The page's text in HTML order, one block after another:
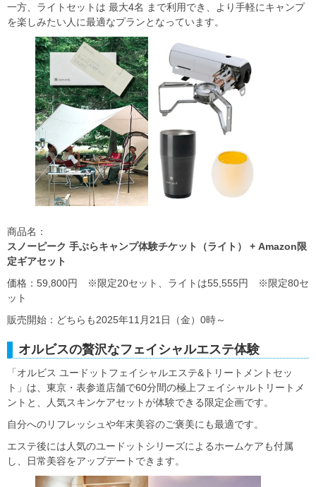
一方、ライトセットは 最大4名 まで利用でき、より手軽にキャンプ
を楽しみたい人に最適なプランとなっています。
商品名：
スノーピーク 手ぶらキャンプ体験チケット（ライト） + Amazon限
定ギアセット
価格：59,800円 ※限定20セット、ライトは55,555円 ※限定80セ
ット
販売開始：どちらも2025年11月21日（金）0時～
オルビスの贅沢なフェイシャルエステ体験
「オルビス ユードットフェイシャルエステ&トリートメントセッ
ト」は、東京・表参道店舗で60分間の極上フェイシャルトリートメ
ントと、人気スキンケアセットが体験できる限定企画です。
自分へのリフレッシュや年末美容のご褒美にも最適です。
エステ後には人気のユードットシリーズによるホームケアも付属
し、日常美容をアップデートできます。